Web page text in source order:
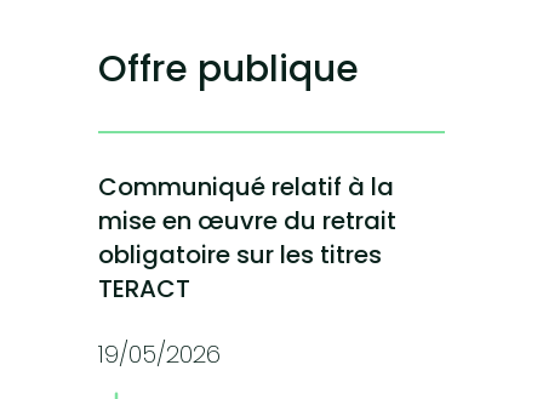
Offre publique
Communiqué relatif à la
mise en œuvre du retrait
obligatoire sur les titres
TERACT
19/05/2026